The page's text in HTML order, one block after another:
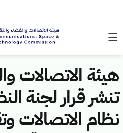
هيئة الاتصالات
تنشر قرار لجنة
نظام الاتصالات